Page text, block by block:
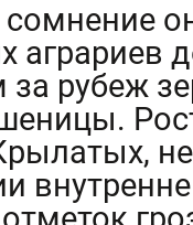
аграриев
за рубеж